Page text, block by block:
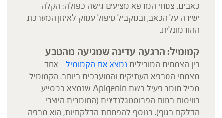
כאבים, צמחי המרפא מציעים גישה כפולה: הקלה
ישירה על הכאב, ובמקביל טיפול עמוק לאיזון המערכת
ההורמונלית.
קמומיל: הרגעה עדינה שמגיעה מהטבע
בין הצמחים המובילים נמצא את הקמומיל – אחד
מצמחי המרפא העתיקים והמוערכים ביותר. הקמומיל
מכיל חומר פעיל בשם Apigenin שנמצא כמסייע
בוויסות רמות הפרוסטגלנדינים (החומרים היוצרי
הדלקת בגוף). בנוסף להפחתת הדלקתיות, הוא מרפה